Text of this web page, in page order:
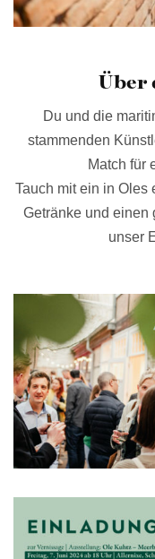
Über
Du und die
stammenden
Match für
Tauch mit ein in Oles
Getränke und einen
unser